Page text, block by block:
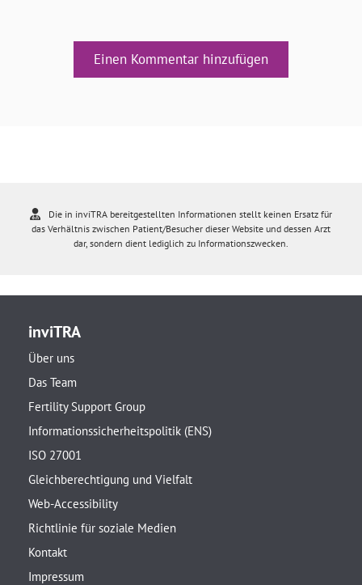
Einen Kommentar hinzufügen
Die in inviTRA bereitgestellten Informationen stellt keinen Ersatz für
das Verhältnis zwischen Patient/Besucher dieser Website und dessen Arzt
dar, sondern dient lediglich zu Informationszwecken.
inviTRA
Über uns
Das Team
Fertility Support Group
Informationssicherheitspolitik (ENS)
ISO 27001
Gleichberechtigung und Vielfalt
Web-Accessibility
Richtlinie für soziale Medien
Kontakt
Impressum